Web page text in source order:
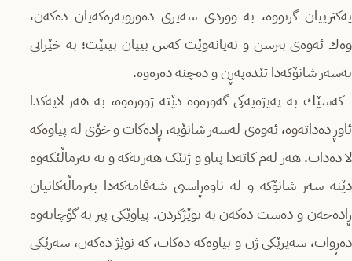
یەکترییان گرتووە، بە ووردی سەیری دەوروبەرەکەیان دەکەن،
وەك ئەوەی بترسن و نەیانەوێت کەس بییان بینێت؛ بە خێرایی
بەسەر شانۆکەدا تێدەپەڕن و دەچنە دەرەوە.
کەسێك بە پەیژەیەکی گەورەوە دێتە ژوورەوە، بە هەر لایەکدا
ئاوڕ دەداتەوە، ئەوەی لەسەر شانۆیە، ڕادەکات و خۆی لە پیاوەکە
لا دەدات. هەر لەم کاتەدا پیاو و ژنێک هه‌ریه‌که ‌و بە بەرماڵێکەوە
دێنە سەر شانۆکە و لە ناوەڕاستی شەقامەکەدا بەرماڵەکانیان
ڕاده‌خه‌ن و دەست دەکەن بە نوێژکردن. پیاوێکی پیر بە گۆچانەوە
دەڕوات، سەیرێکی ژن و پیاوەکە دەکات، کە نوێژ دەکەن، سەرێکی